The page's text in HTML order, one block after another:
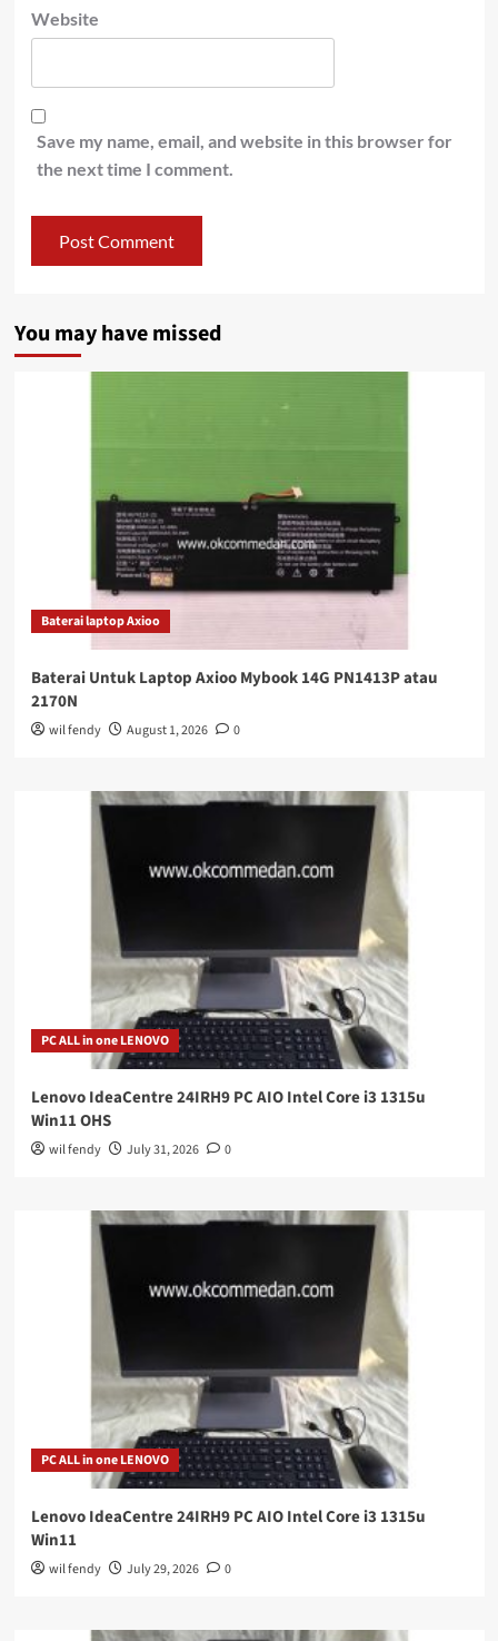
Website
Save my name, email, and website in this browser for
the next time I comment.
You may have missed
Baterai laptop Axioo
Baterai Untuk Laptop Axioo Mybook 14G PN1413P atau
2170N
wil fendy August 1, 2026 0
PC ALL in one LENOVO
Lenovo IdeaCentre 24IRH9 PC AIO Intel Core i3 1315u
Win11 OHS
wil fendy July 31, 2026 0
PC ALL in one LENOVO
Lenovo IdeaCentre 24IRH9 PC AIO Intel Core i3 1315u
Win11
wil fendy July 29, 2026 0